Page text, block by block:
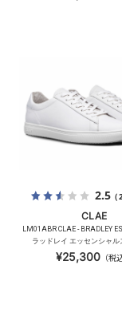
2.5（
CLAE
LM01ABR CLAE - BRADLEY
ラッドレイ エッセンシャル
¥25,300 （税